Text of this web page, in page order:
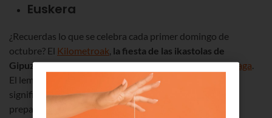
Euskera
¿Recuerdas lo que se celebra cada primer domingo de
octubre? El Kilometroak, la fiesta de las ikastolas de
Gipuzkoa, que este año se celebra enUrretxuyZumarraga.
El lema Zubiak batuz, o sea, tendiendo puentes. Y eso
significa trabajo en equipo y pluralidad. Así que vete
preparándote para el circuito de este año, de casi 6